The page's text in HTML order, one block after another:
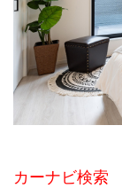
カーナビ検索